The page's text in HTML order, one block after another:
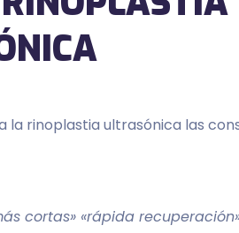
la rinoplastia ultrasónica las
cortas» «rápida